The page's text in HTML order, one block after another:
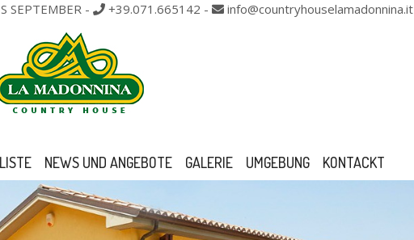
SEPTEMBER - +39.071.665142 - info@countryhouselamadonnina.it
NEWS UND ANGEBOTE GALERIE UMGEBUNG KONTACKT